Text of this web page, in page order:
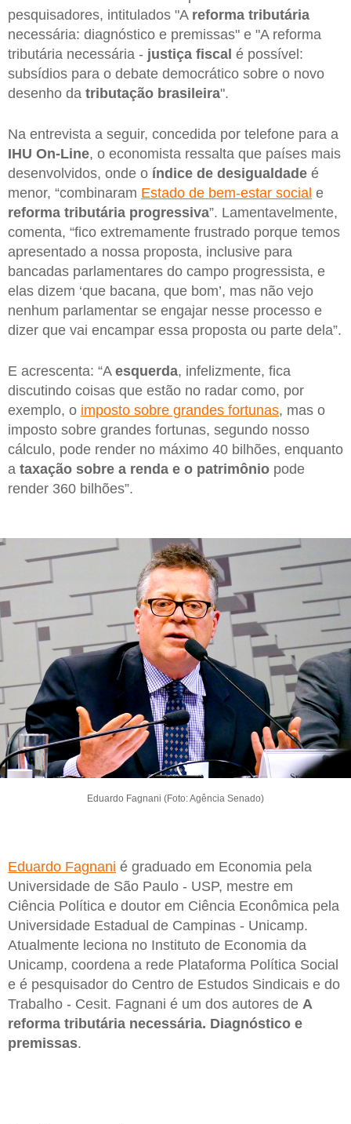
pesquisadores, intitulados "A reforma tributária
necessária: diagnóstico e premissas" e "A reforma
tributária necessária - justiça fiscal é possível:
subsídios para o debate democrático sobre o novo
desenho da tributação brasileira".
Na entrevista a seguir, concedida por telefone para a
IHU On-Line, o economista ressalta que países mais
desenvolvidos, onde o índice de desigualdade é
menor, “combinaram Estado de bem-estar social e
reforma tributária progressiva”. Lamentavelmente,
comenta, “fico extremamente frustrado porque temos
apresentado a nossa proposta, inclusive para
bancadas parlamentares do campo progressista, e
elas dizem ‘que bacana, que bom’, mas não vejo
nenhum parlamentar se engajar nesse processo e
dizer que vai encampar essa proposta ou parte dela”.
E acrescenta: “A esquerda, infelizmente, fica
discutindo coisas que estão no radar como, por
exemplo, o imposto sobre grandes fortunas, mas o
imposto sobre grandes fortunas, segundo nosso
cálculo, pode render no máximo 40 bilhões, enquanto
a taxação sobre a renda e o patrimônio pode
render 360 bilhões”.
Eduardo Fagnani (Foto: Agência Senado)
Eduardo Fagnani é graduado em Economia pela
Universidade de São Paulo - USP, mestre em
Ciência Política e doutor em Ciência Econômica pela
Universidade Estadual de Campinas - Unicamp.
Atualmente leciona no Instituto de Economia da
Unicamp, coordena a rede Plataforma Política Social
e é pesquisador do Centro de Estudos Sindicais e do
Trabalho - Cesit. Fagnani é um dos autores de A
reforma tributária necessária. Diagnóstico e
premissas.